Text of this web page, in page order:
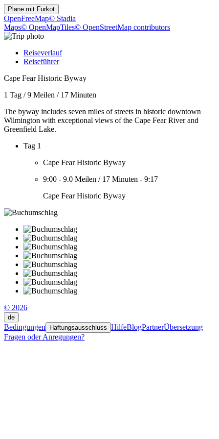
Plane mit Furkot
OpenFreeMap© Stadia
Maps© OpenMapTiles© OpenStreetMap contributors
Reiseverlauf
Reiseführer
Cape Fear Historic Byway
1 Tag /9 Meilen / 17 Minuten
The byway includes seven miles of streets in historic downtown
Wilmington with exceptional views of the Cape Fear River and
Greenfield Lake.
Tag 1
Cape Fear Historic Byway
9:00 - 9.0 Meilen / 17 Minuten - 9:17
Cape Fear Historic Byway
© 2026
de
Bedingungen Haftungsausschluss HilfeBlogPartnerÜbersetzung
Fragen oder Anregungen?